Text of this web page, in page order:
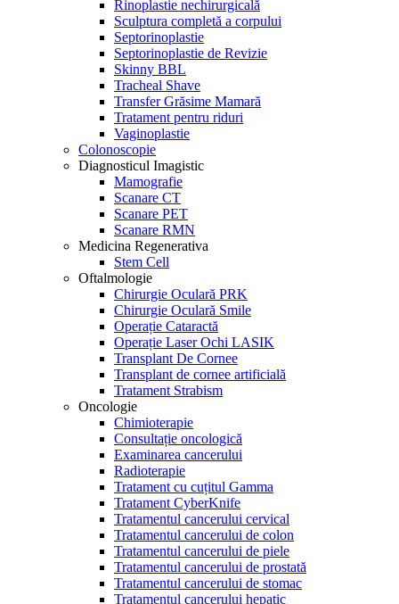
Rinoplastie nechirurgicală
Sculptura completă a corpului
Septorinoplastie
Septorinoplastie de Revizie
Skinny BBL
Tracheal Shave
Transfer Grăsime Mamară
Tratament pentru riduri
Vaginoplastie
Colonoscopie
Diagnosticul Imagistic
Mamografie
Scanare CT
Scanare PET
Scanare RMN
Medicina Regenerativa
Stem Cell
Oftalmologie
Chirurgie Oculară PRK
Chirurgie Oculară Smile
Operație Cataractă
Operație Laser Ochi LASIK
Transplant De Cornee
Transplant de cornee artificială
Tratament Strabism
Oncologie
Chimioterapie
Consultație oncologică
Examinarea cancerului
Radioterapie
Tratament cu cuțitul Gamma
Tratament CyberKnife
Tratamentul cancerului cervical
Tratamentul cancerului de colon
Tratamentul cancerului de piele
Tratamentul cancerului de prostată
Tratamentul cancerului de stomac
Tratamentul cancerului hepatic